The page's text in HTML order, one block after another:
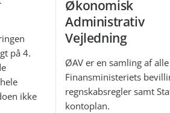
på 4.
ikke
Økonomisk
Administrativ
Vejledning
ØAV er en samling af alle
Finansministeriets
regnskabsregler samt
kontoplan.